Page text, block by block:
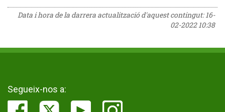
Data i hora de la darrera actualització d'aquest contingut:16-
02-2022 10:38
Segueix-nos a: